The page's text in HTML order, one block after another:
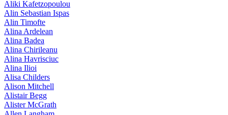
Aliki Kafetzopoulou
Alin Sebastian Ispas
Alin Timofte
Alina Ardelean
Alina Badea
Alina Chirileanu
Alina Havrisciuc
Alina Ilioi
Alisa Childers
Alison Mitchell
Alistair Begg
Alister McGrath